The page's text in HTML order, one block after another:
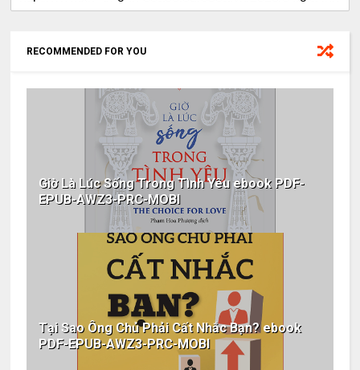
RECOMMENDED FOR YOU
Giờ Là Lúc Sống Trong Tình Yêu ebook PDF-
EPUB-AWZ3-PRC-MOBI
Tại Sao Ông Chủ Phải Cất Nhắc Bạn? ebook
PDF-EPUB-AWZ3-PRC-MOBI